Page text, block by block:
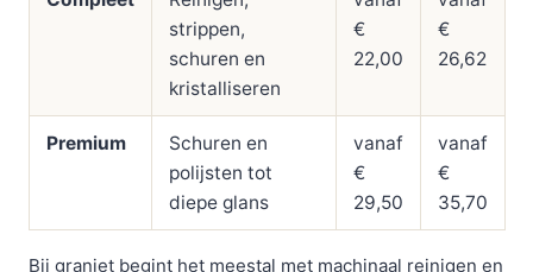
strippen,
schuren en
kristalliseren
€
22,00
€
26,62
Premium
Schuren en
polijsten tot
diepe glans
vanaf
€
29,50
vanaf
€
35,70
Bij graniet begint het meestal met machinaal reinigen en